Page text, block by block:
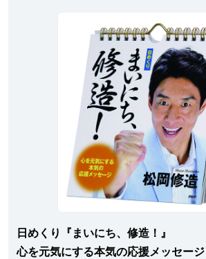
日めくり『まいにち、修造！』
心を元気にする本気の応援メッセージ